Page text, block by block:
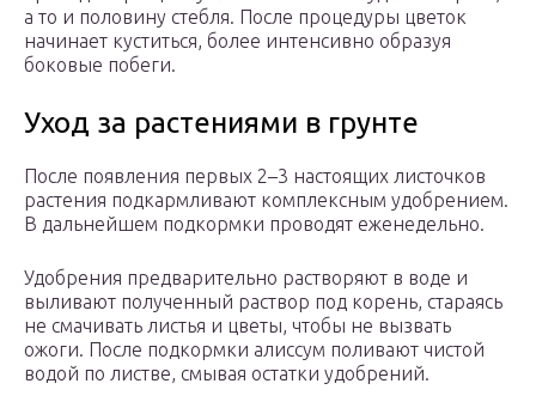
а то и половину стебля. После процедуры цветок
начинает куститься, более интенсивно образуя
боковые побеги.
Уход за растениями в грунте
После появления первых 2–3 настоящих листочков
растения подкармливают комплексным удобрением.
В дальнейшем подкормки проводят еженедельно.
Удобрения предварительно растворяют в воде и
выливают полученный раствор под корень, стараясь
не смачивать листья и цветы, чтобы не вызвать
ожоги. После подкормки алиссум поливают чистой
водой по листве, смывая остатки удобрений.